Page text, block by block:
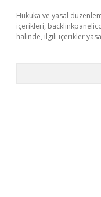
Hukuka ve yasal
içerikleri,
halinde, ilgili içerikler